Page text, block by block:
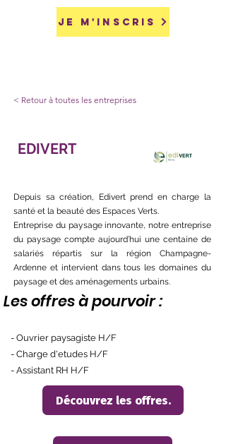
Je m'inscris
< Retour à toutes les entreprises
EDIVERT
Depuis sa création, Edivert prend en charge la
santé et la beauté des Espaces Verts.
Entreprise du paysage innovante, notre entreprise
du paysage compte aujourd’hui une centaine de
salariés répartis sur la région Champagne-
Ardenne et intervient dans tous les domaines du
paysage et des aménagements urbains.
Les offres à pourvoir :
- Ouvrier paysagiste H/F
- Charge d'etudes H/F
- Assistant RH H/F
Découvrez les offres.